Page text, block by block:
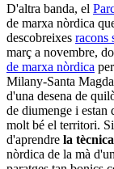
D'altra banda, el
de marxa nòrdica
descobreixes racons
març a novembre,
de marxa nòrdica
Milany-Santa
d'una desena de
de diumenge i
molt bé el territori.
d'aprendre la
nòrdica de la mà